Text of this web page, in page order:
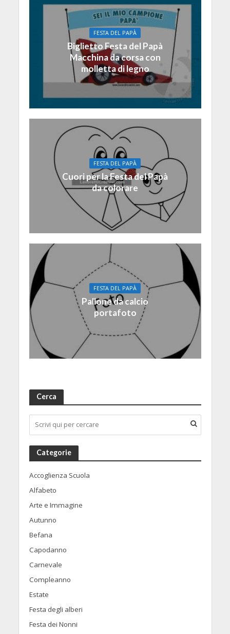
FESTA DEL PAPÀ
Biglietto Festa del Papà
Macchina da corsa con
molletta di legno
FESTA DEL PAPÀ
Cuori per la Festa del Papà
da colorare
FESTA DEL PAPÀ
Pallone da calcio
portafoto
Cerca
Categorie
Accoglienza Scuola
Alfabeto
Arte e Immagine
Autunno
Befana
Capodanno
Carnevale
Compleanno
Estate
Festa degli alberi
Festa dei Nonni